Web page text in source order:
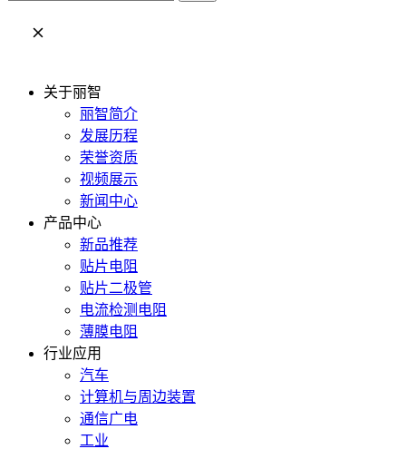
关于丽智
丽智简介
发展历程
荣誉资质
视频展示
新闻中心
产品中心
新品推荐
贴片电阻
贴片二极管
电流检测电阻
薄膜电阻
行业应用
汽车
计算机与周边装置
通信广电
工业